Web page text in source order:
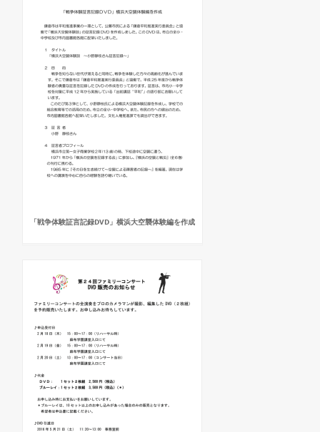
「戦争体験証言記録DVD」横浜大空襲体験編を作成